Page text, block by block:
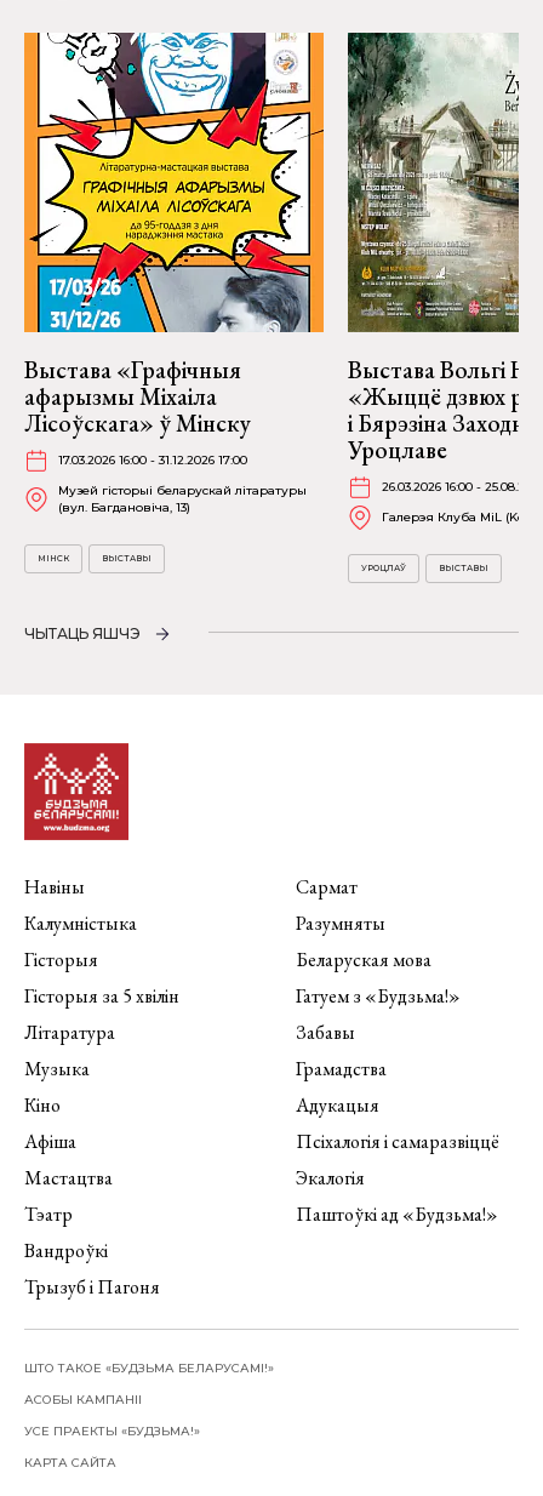
Выстава «Графічныя
афарызмы Міхаіла
Лісоўскага» ў Мінску
17.03.2026 16:00 - 31.12.2026 17:00
Музей гісторыі беларускай літаратуры
(вул. Багдановіча, 13)
МІНСК ВЫСТАВЫ
Выстава Вольгі
«Жыццё дзвюх
і Бярэзіна
Уроцлаве
26.03.2026 16:00 -
Галерэя Клуба MiL
УРОЦЛАЎ ВЫСТАВЫ
ЧЫТАЦЬ ЯШЧЭ
Навіны
Калумністыка
Гісторыя
Гісторыя за 5 хвілін
Літаратура
Музыка
Кіно
Афіша
Мастацтва
Тэатр
Вандроўкі
Трызуб і Пагоня
Сармат
Разумняты
Беларуская мова
Гатуем з «Будзьма!»
Забавы
Грамадства
Адукацыя
Псіхалогія і самаразвіццё
Экалогія
Паштоўкі ад «Будзьма!»
ШТО ТАКОЕ «БУДЗЬМА БЕЛАРУСАМІ!»
АСОБЫ КАМПАНІІ
УСЕ ПРАЕКТЫ «БУДЗЬМА!»
КАРТА САЙТА